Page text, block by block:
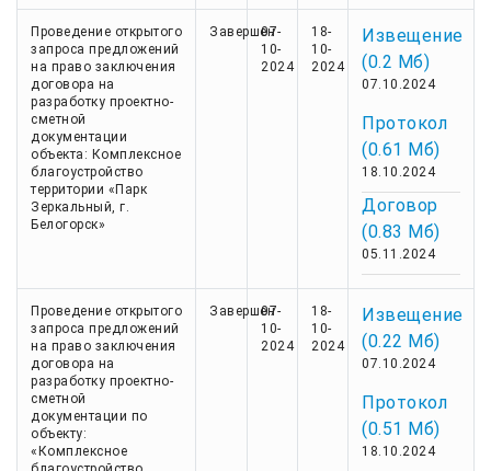
Проведение открытого
запроса предложений
на право заключения
договора на
разработку проектно-
сметной
документации
объекта: Комплексное
благоустройство
территории «Парк
Зеркальный, г.
Белогорск»
Завершен
07-
10-
2024
18-
10-
2024
Извещение
(0.2 Мб)
07.10.2024
Протокол
(0.61 Мб)
18.10.2024
Договор
(0.83 Мб)
05.11.2024
Проведение открытого
запроса предложений
на право заключения
договора на
разработку проектно-
сметной
документации по
объекту:
«Комплексное
Завершен
07-
10-
2024
18-
10-
2024
Извещение
(0.22 Мб)
07.10.2024
Протокол
(0.51 Мб)
18.10.2024